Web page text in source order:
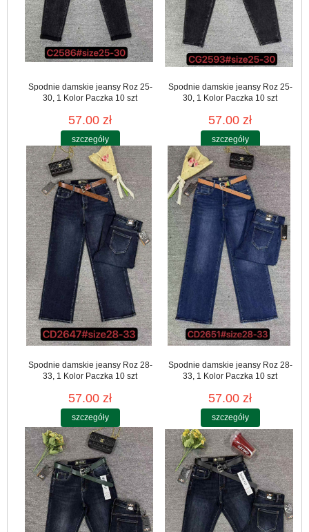
Spodnie damskie jeansy Roz 25-
30, 1 Kolor Paczka 10 szt
57.00 zł
szczegóły
Spodnie damskie jeansy Roz 25-
30, 1 Kolor Paczka 10 szt
57.00 zł
szczegóły
Spodnie damskie jeansy Roz 28-
33, 1 Kolor Paczka 10 szt
57.00 zł
szczegóły
Spodnie damskie jeansy Roz 28-
33, 1 Kolor Paczka 10 szt
57.00 zł
szczegóły